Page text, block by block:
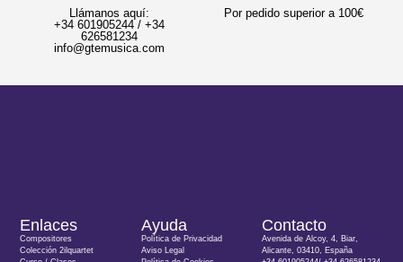
Llámanos aquí:
+34 601905244 / +34
626581234
info@gtemusica.com
Por pedido superior a 100€
Enlaces
Compositores
Colección 2ilquartet
Ayuda
Política de Privacidad
Aviso Legal
Contacto
Avenida de Alcoy, 4, Biar,
Alicante, 03410, España